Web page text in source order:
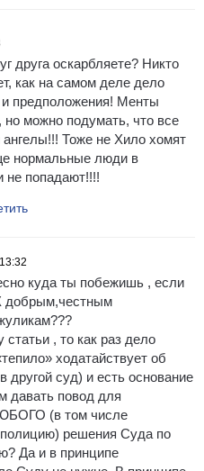
друга оскарбляете? Никто
как на самом деле дело
предположения! Менты
но можно подумать, что все
Тоже не Хило хомят
нормальные люди в
не попадают!!!!
куда ты побежишь , если
добрым,честным
статьи , то как раз дело
ходатайствует об
другой суд) и есть основание
давать повод для
(в том числе
решения Суда по
Да и в принципе